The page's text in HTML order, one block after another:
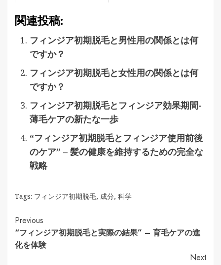
関連投稿:
フィンジア初期脱毛と男性用の関係とは何
ですか？
フィンジア初期脱毛と女性用の関係とは何
ですか？
フィンジア初期脱毛とフィンジア効果期間-
薄毛ケアの新たな一歩
“フィンジア初期脱毛とフィンジア使用前後
のケア” – 髪の健康を維持するための完全な
戦略
Tags: フィンジア初期脱毛, 成分, 科学
Continue
Reading
Previous
“フィンジア初期脱毛と実際の結果” – 育毛ケアの進
化を体験
Next